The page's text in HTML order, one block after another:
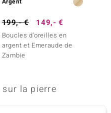
199,- € 149,- €
Boucles d'oreilles en
argent et Emeraude de
Zambie
la pierre